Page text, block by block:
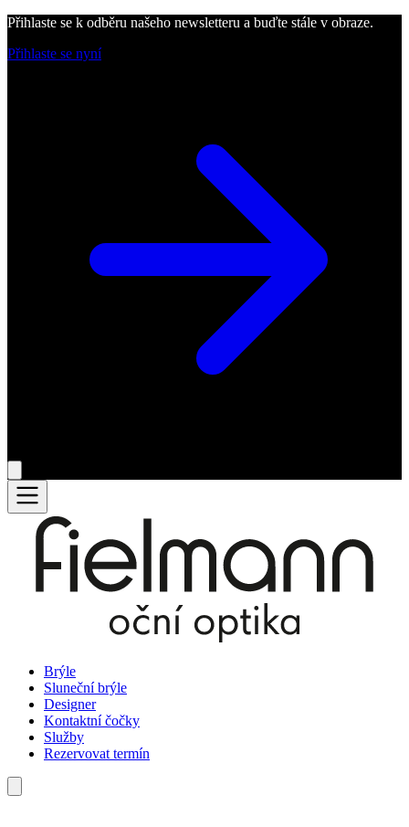
Přihlaste se k odběru našeho newsletteru a buďte stále v obraze.
Přihlaste se nyní
Brýle
Sluneční brýle
Designer
Kontaktní čočky
Služby
Rezervovat termín